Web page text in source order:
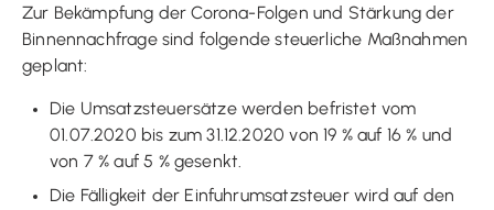
Zur Bekämpfung der Corona-Folgen und Stärkung der
Binnennachfrage sind folgende steuerliche Maßnahmen
geplant:
Die Umsatzsteuersätze werden befristet vom
01.07.2020 bis zum 31.12.2020 von 19 % auf 16 % und
von 7 % auf 5 % gesenkt.
Die Fälligkeit der Einfuhrumsatzsteuer wird auf den